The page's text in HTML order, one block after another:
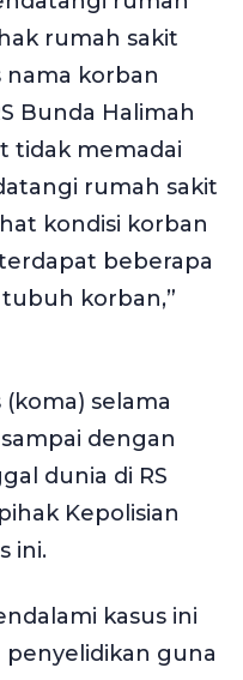
rumah sakit
nama korban
Bunda Halimah
tidak memadai
rumah sakit
kondisi korban
beberapa
korban,”
selama
dengan
dunia di RS
Kepolisian
ini.
kasus ini
guna